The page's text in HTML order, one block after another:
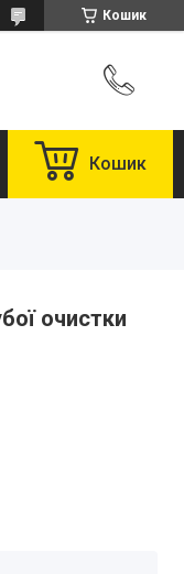
Кошик
Кошик
очистки